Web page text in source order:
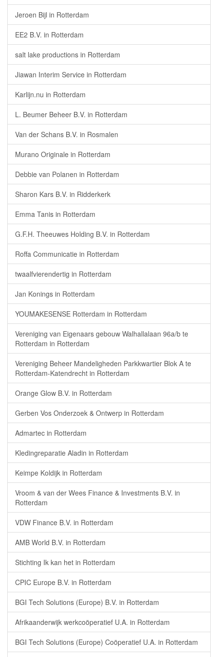
Jeroen Bijl in Rotterdam
EE2 B.V. in Rotterdam
salt lake productions in Rotterdam
Jiawan Interim Service in Rotterdam
Karlijn.nu in Rotterdam
L. Beumer Beheer B.V. in Rotterdam
Van der Schans B.V. in Rosmalen
Murano Originale in Rotterdam
Debbie van Polanen in Rotterdam
Sharon Kars B.V. in Ridderkerk
Emma Tanis in Rotterdam
G.F.H. Theeuwes Holding B.V. in Rotterdam
Roffa Communicatie in Rotterdam
twaalfvierendertig in Rotterdam
Jan Konings in Rotterdam
YOUMAKESENSE Rotterdam in Rotterdam
Vereniging van Eigenaars gebouw Walhallalaan 96a/b te
Rotterdam in Rotterdam
Vereniging Beheer Mandeligheden Parkkwartier Blok A te
Rotterdam-Katendrecht in Rotterdam
Orange Glow B.V. in Rotterdam
Gerben Vos Onderzoek & Ontwerp in Rotterdam
Admartec in Rotterdam
Kledingreparatie Aladin in Rotterdam
Keimpe Koldijk in Rotterdam
Vroom & van der Wees Finance & Investments B.V. in
Rotterdam
VDW Finance B.V. in Rotterdam
AMB World B.V. in Rotterdam
Stichting Ik kan het in Rotterdam
CPIC Europe B.V. in Rotterdam
BGI Tech Solutions (Europe) B.V. in Rotterdam
Afrikaanderwijk werkcoöperatief U.A. in Rotterdam
BGI Tech Solutions (Europe) Coöperatief U.A. in Rotterdam